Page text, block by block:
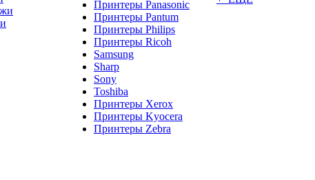
Принтеры Panasonic
Принтеры Pantum
Принтеры Philips
Принтеры Ricoh
Samsung
Sharp
Sony
Toshiba
Принтеры Xerox
Принтеры Kyocera
Принтеры Zebra